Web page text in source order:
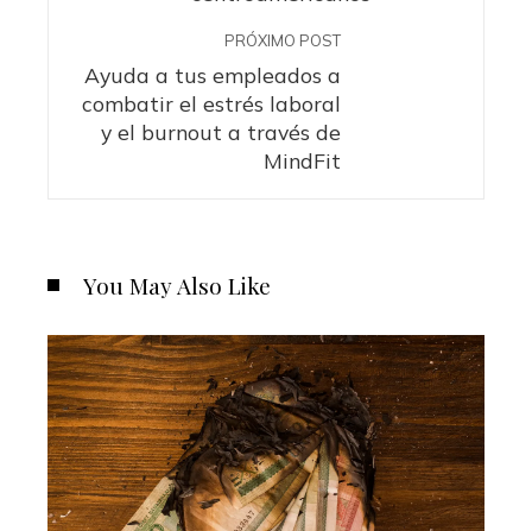
PRÓXIMO POST
Ayuda a tus empleados a
combatir el estrés laboral
y el burnout a través de
MindFit
You May Also Like